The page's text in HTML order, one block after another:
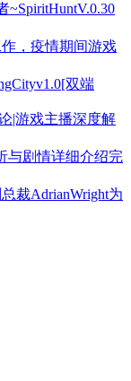
~SpiritHuntV.0.30
，疫情期间游戏
双端
|游戏主播深度解
与剧情详细介绍完
裁AdrianWright为